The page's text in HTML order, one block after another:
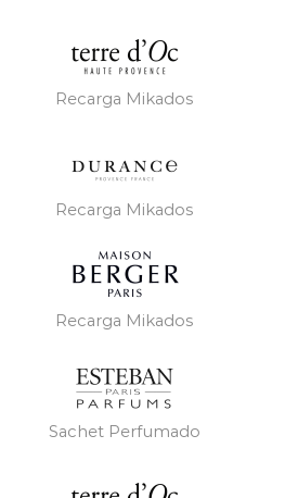
Recarga Mikados
Recarga Mikados
Recarga Mikados
Sachet Perfumado